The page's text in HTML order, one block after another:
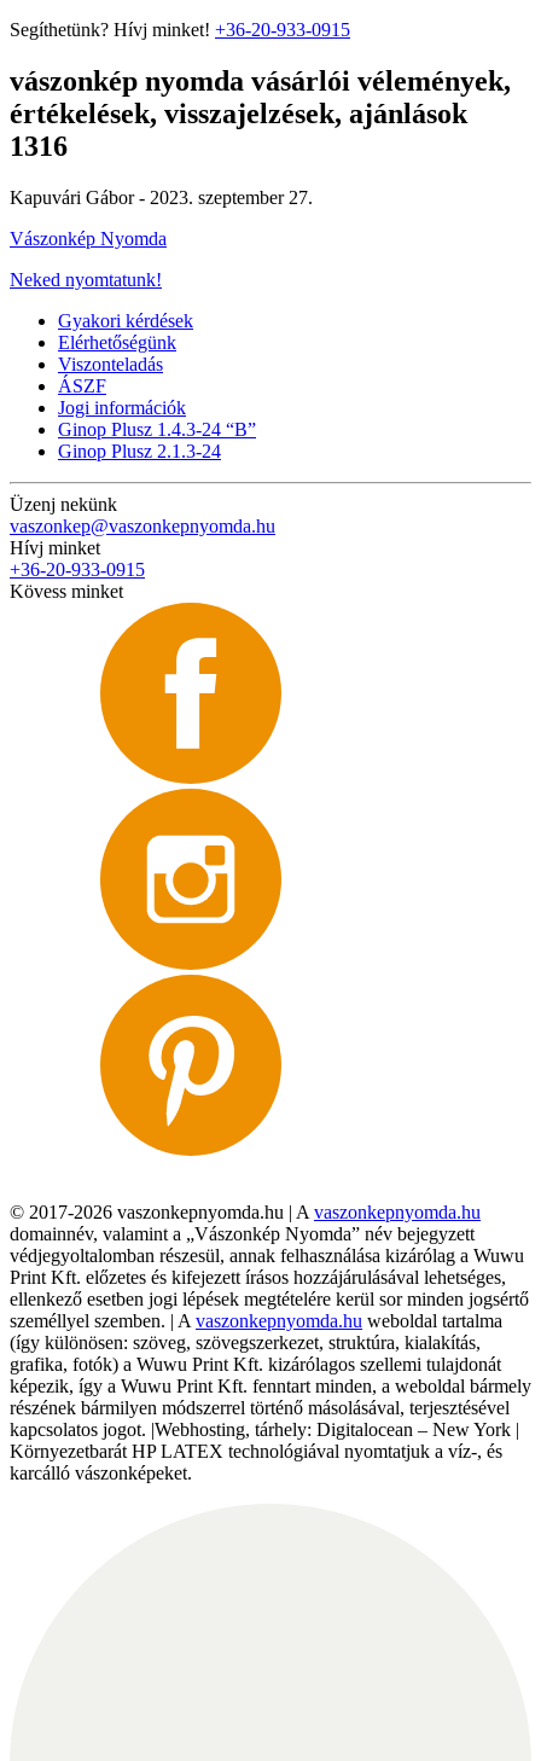
Segíthetünk? Hívj minket! +36-20-933-0915
vászonkép nyomda vásárlói vélemények,
értékelések, visszajelzések, ajánlások
1316
Kapuvári Gábor - 2023. szeptember 27.
Vászonkép Nyomda
Neked nyomtatunk!
Gyakori kérdések
Elérhetőségünk
Viszonteladás
ÁSZF
Jogi információk
Ginop Plusz 1.4.3-24 “B”
Ginop Plusz 2.1.3-24
Üzenj nekünk
vaszonkep@vaszonkepnyomda.hu
Hívj minket
+36-20-933-0915
Kövess minket
© 2017-2026 vaszonkepnyomda.hu | A vaszonkepnyomda.hu
domainnév, valamint a „Vászonkép Nyomda” név bejegyzett
védjegyoltalomban részesül, annak felhasználása kizárólag a Wuwu
Print Kft. előzetes és kifejezett írásos hozzájárulásával lehetséges,
ellenkező esetben jogi lépések megtételére kerül sor minden jogsértő
személlyel szemben. | A vaszonkepnyomda.hu weboldal tartalma
(így különösen: szöveg, szövegszerkezet, struktúra, kialakítás,
grafika, fotók) a Wuwu Print Kft. kizárólagos szellemi tulajdonát
képezik, így a Wuwu Print Kft. fenntart minden, a weboldal bármely
részének bármilyen módszerrel történő másolásával, terjesztésével
kapcsolatos jogot. |Webhosting, tárhely: Digitalocean – New York |
Környezetbarát HP LATEX technológiával nyomtatjuk a víz-, és
karcálló vászonképeket.